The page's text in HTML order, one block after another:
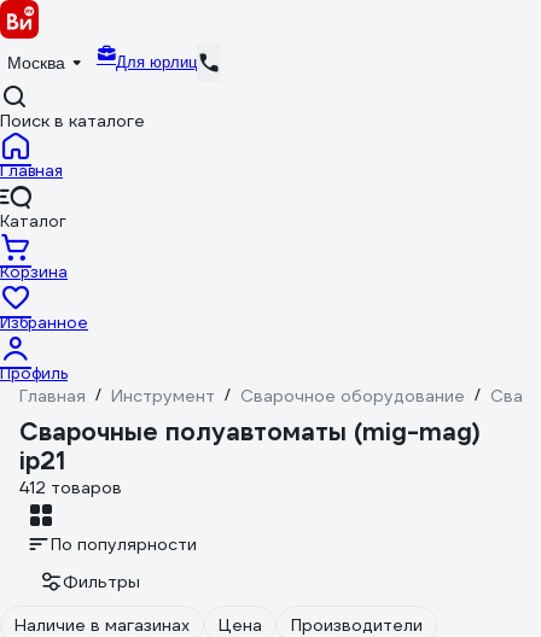
Москва Для юрлиц
Поиск в каталоге
Главная
Каталог
Корзина
Избранное
Профиль
Главная / Инструмент / Сварочное оборудование /
Сварочные полуавтоматы (mig-mag)
ip21
412 товаров
По популярности
Фильтры
Наличие в магазинах
Цена Производители